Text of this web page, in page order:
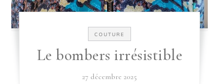
COUTURE
Le bombers irrésistible
27 décembre 2025